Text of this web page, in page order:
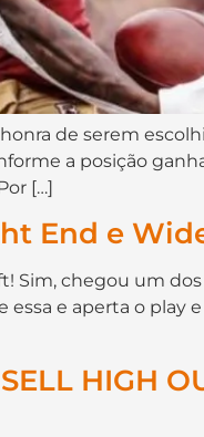
de serem
a posição
[…]
End e
Sim, chegou um
essa e aperta o play
HIGH